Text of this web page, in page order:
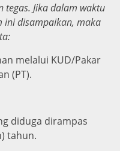
Jika dalam waktu
ini disampaikan, maka
melalui KUD/Pakar
(PT).
diduga dirampas
tahun.